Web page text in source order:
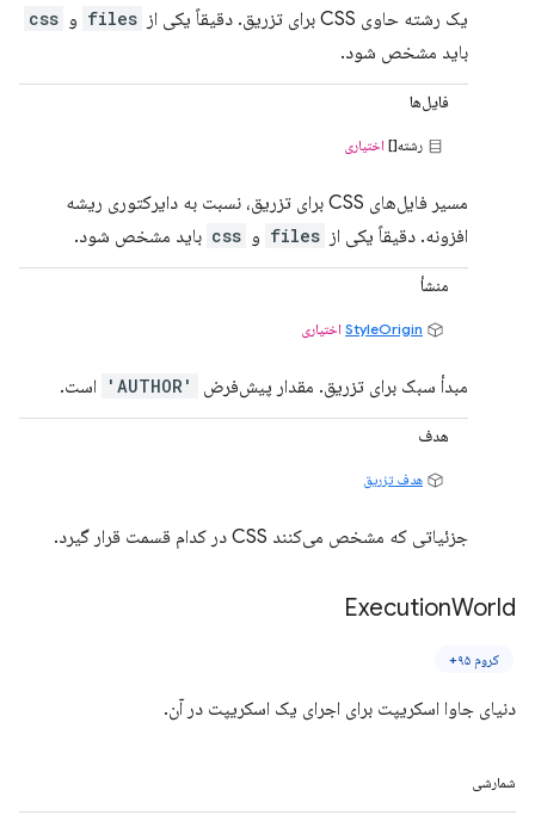
یک رشته حاوی CSS برای تزریق. دقیقاً یکی از files و css
باید مشخص شود.
فایل‌ها
رشته[] اختیاری
مسیر فایل‌های CSS برای تزریق، نسبت به دایرکتوری ریشه
افزونه. دقیقاً یکی از files و css باید مشخص شود.
منشأ
StyleOrigin اختیاری
مبدأ سبک برای تزریق. مقدار پیش‌فرض 'AUTHOR' است.
هدف
هدف تزریق
جزئیاتی که مشخص می‌کنند CSS در کدام قسمت قرار گیرد.
ExecutionWorld
کروم ۹۵+
دنیای جاوا اسکریپت برای اجرای یک اسکریپت در آن.
شمارشی